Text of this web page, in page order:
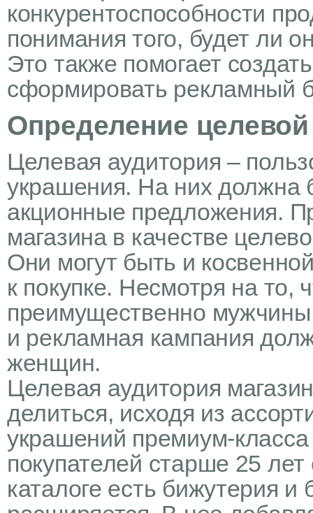
конкурентоспособности
понимания того, будет ли
Это также помогает
сформировать рекламный
Определение
Целевая аудитория –
украшения. На них должна
акционные предложения.
магазина в качестве
Они могут быть и
к покупке. Несмотря на то,
преимущественно
и рекламная кампания
женщин.
Целевая аудитория
делиться, исходя из
украшений премиум-
покупателей старше 25
каталоге есть бижутерия